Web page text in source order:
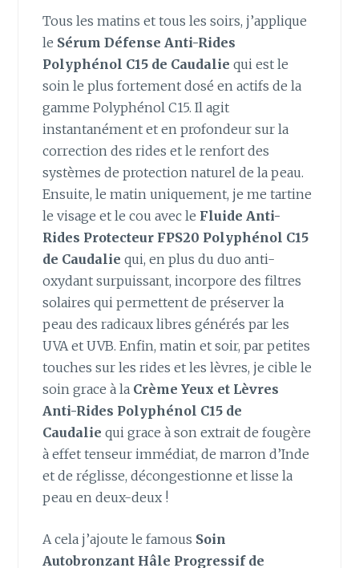
Tous les matins et tous les soirs, j’applique
le Sérum Défense Anti-Rides
Polyphénol C15 de Caudalie qui est le
soin le plus fortement dosé en actifs de la
gamme Polyphénol C15. Il agit
instantanément et en profondeur sur la
correction des rides et le renfort des
systèmes de protection naturel de la peau.
Ensuite, le matin uniquement, je me tartine
le visage et le cou avec le Fluide Anti-
Rides Protecteur FPS20 Polyphénol C15
de Caudalie qui, en plus du duo anti-
oxydant surpuissant, incorpore des filtres
solaires qui permettent de préserver la
peau des radicaux libres générés par les
UVA et UVB. Enfin, matin et soir, par petites
touches sur les rides et les lèvres, je cible le
soin grace à la Crème Yeux et Lèvres
Anti-Rides Polyphénol C15 de
Caudalie qui grace à son extrait de fougère
à effet tenseur immédiat, de marron d’Inde
et de réglisse, décongestionne et lisse la
peau en deux-deux !
A cela j’ajoute le famous Soin
Autobronzant Hâle Progressif de